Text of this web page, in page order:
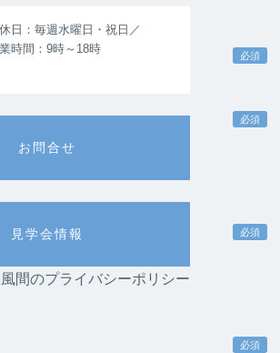
日：毎週水曜日・祝日／
時間：9時～18時
お問合せ
見学会情報
間のプライバシーポリシー
必須
必須
必須
必須